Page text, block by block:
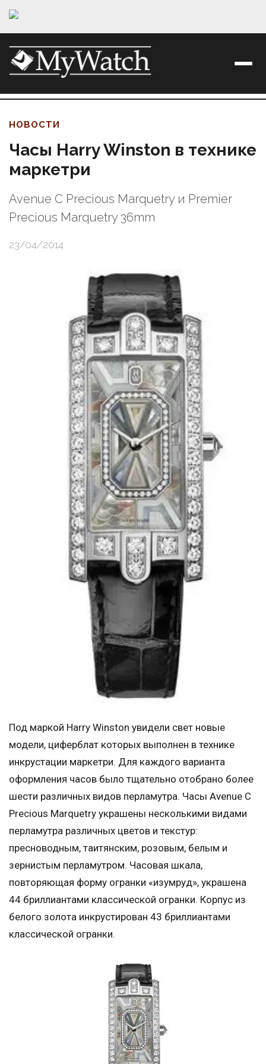
НОВОСТИ
Часы Harry Winston в технике
маркетри
Avenue C Precious Marquetry и Premier
Precious Marquetry 36mm
23/04/2014
Под маркой Harry Winston увидели свет новые
модели, циферблат которых выполнен в технике
инкрустации маркетри. Для каждого варианта
оформления часов было тщательно отобрано более
шести различных видов перламутра. Часы Avenue C
Precious Marquetry украшены несколькими видами
перламутра различных цветов и текстур:
пресноводным, таитянским, розовым, белым и
зернистым перламутром. Часовая шкала,
повторяющая форму огранки «изумруд», украшена
44 бриллиантами классической огранки. Корпус из
белого золота инкрустирован 43 бриллиантами
классической огранки.